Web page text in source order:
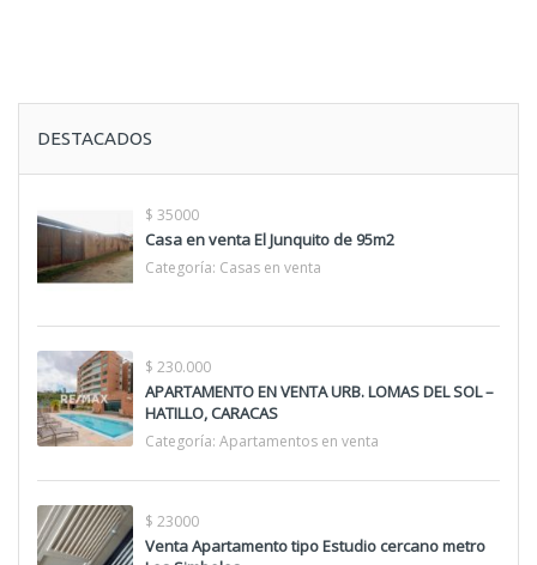
DESTACADOS
$ 35000
Casa en venta El Junquito de 95m2
Categoría: Casas en venta
$ 230.000
APARTAMENTO EN VENTA URB. LOMAS DEL SOL –
HATILLO, CARACAS
Categoría: Apartamentos en venta
$ 23000
Venta Apartamento tipo Estudio cercano metro